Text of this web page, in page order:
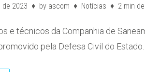
de 2023 by ascom Notícias 2 min
e técnicos da Companhia de
pela Defesa Civil do